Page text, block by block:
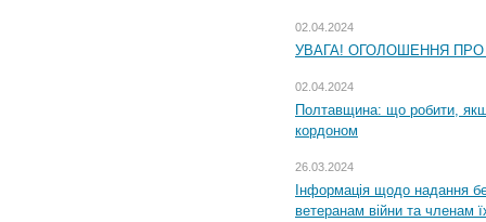
02.04.2024
УВАГА! ОГОЛОШЕННЯ
02.04.2024
Полтавщина: що робити,
кордоном
26.03.2024
Інформація щодо надання
ветеранам війни та членам